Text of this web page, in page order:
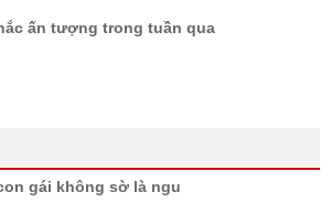
ấn tượng trong tuần qua
gái không sờ là ngu